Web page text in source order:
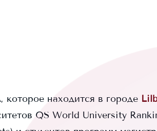
находится в городе
QS World University